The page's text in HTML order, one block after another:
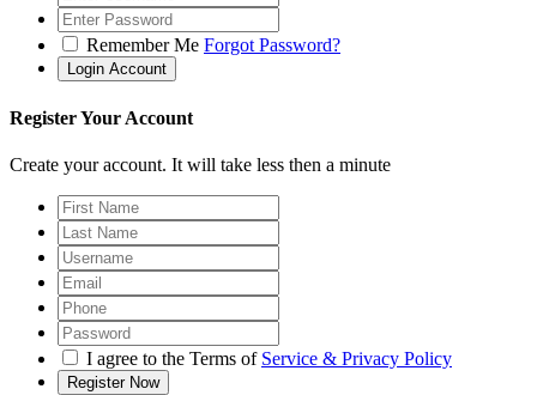
Remember Me Forgot Password?
Register Your Account
Create your account. It will take less then a minute
I agree to the Terms of Service & Privacy Policy